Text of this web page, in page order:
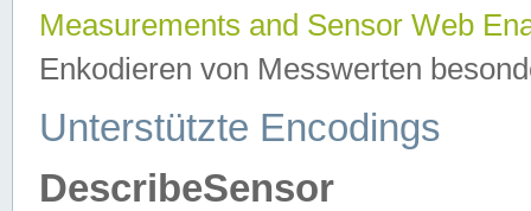
Measurements and Sensor Web
Enkodieren von Messwerten
Unterstützte Encodings
DescribeSensor